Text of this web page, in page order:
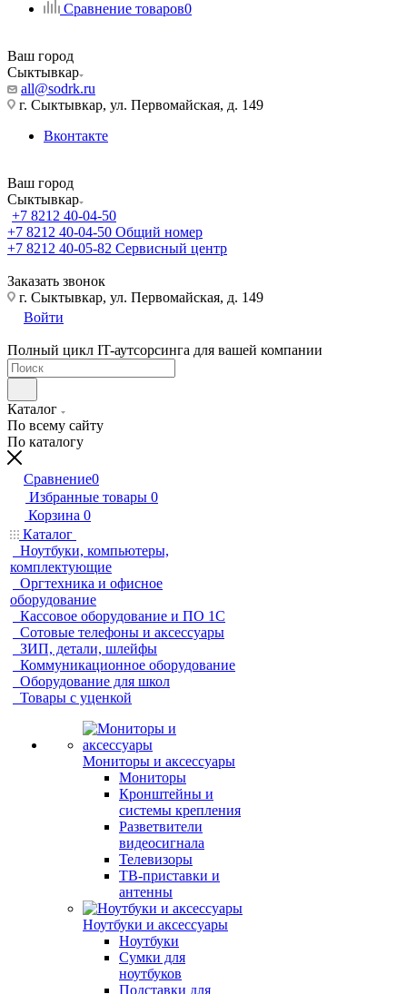
Сравнение товаров0
Ваш город
Сыктывкар
all@sodrk.ru
г. Сыктывкар, ул. Первомайская, д. 149
Вконтакте
Ваш город
Сыктывкар
+7 8212 40-04-50
+7 8212 40-04-50 Общий номер
+7 8212 40-05-82 Сервисный центр
Заказать звонок
г. Сыктывкар, ул. Первомайская, д. 149
Войти
Полный цикл IT-аутсорсинга для вашей компании
Каталог
По всему сайту
По каталогу
Сравнение0
Избранные товары 0
Корзина 0
Каталог
Ноутбуки, компьютеры,
комплектующие
Оргтехника и офисное
оборудование
Кассовое оборудование и ПО 1С
Сотовые телефоны и аксессуары
ЗИП, детали, шлейфы
Коммуникационное оборудование
Оборудование для школ
Товары с уценкой
Мониторы и аксессуары
Мониторы
Кронштейны и
системы крепления
Разветвители
видеосигнала
Телевизоры
ТВ-приставки и
антенны
Ноутбуки и аксессуары
Ноутбуки
Сумки для
ноутбуков
Подставки для